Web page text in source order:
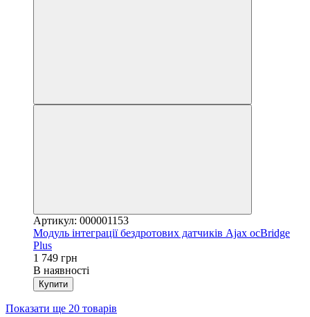
Артикул: 000001153
Модуль інтеграції бездротових датчиків Ajax ocBridge
Plus
1 749 грн
В наявності
Купити
Показати ще 20 товарів